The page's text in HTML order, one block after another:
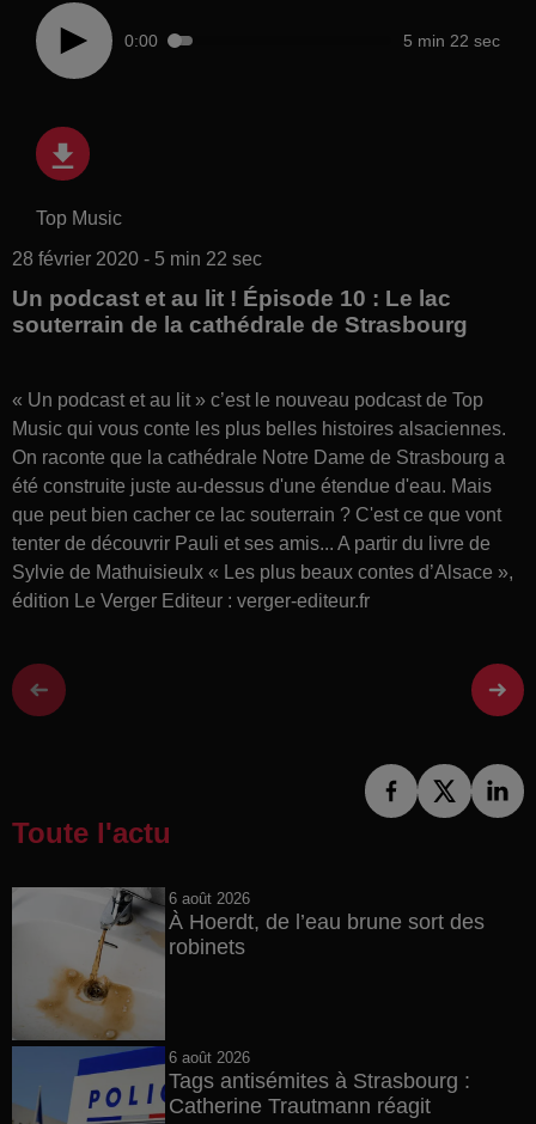
0:00 5 min 22 sec
Top Music
28 février 2020 - 5 min 22 sec
Un podcast et au lit ! Épisode 10 : Le lac
souterrain de la cathédrale de Strasbourg
« Un podcast et au lit » c’est le nouveau podcast de Top
Music qui vous conte les plus belles histoires alsaciennes.
On raconte que la cathédrale Notre Dame de Strasbourg a
été construite juste au-dessus d'une étendue d'eau. Mais
que peut bien cacher ce lac souterrain ? C'est ce que vont
tenter de découvrir Pauli et ses amis... A partir du livre de
Sylvie de Mathuisieulx « Les plus beaux contes d’Alsace »,
édition Le Verger Editeur : verger-editeur.fr
Toute l'actu
6 août 2026
À Hoerdt, de l’eau brune sort des
robinets
6 août 2026
Tags antisémites à Strasbourg :
Catherine Trautmann réagit